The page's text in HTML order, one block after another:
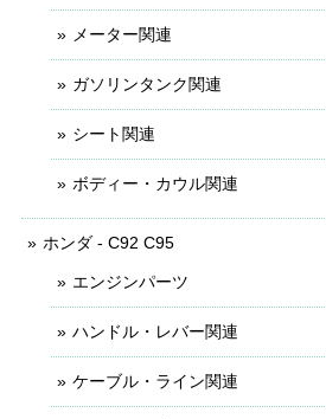
メーター関連
ガソリンタンク関連
シート関連
ボディー・カウル関連
ホンダ - C92 C95
エンジンパーツ
ハンドル・レバー関連
ケーブル・ライン関連